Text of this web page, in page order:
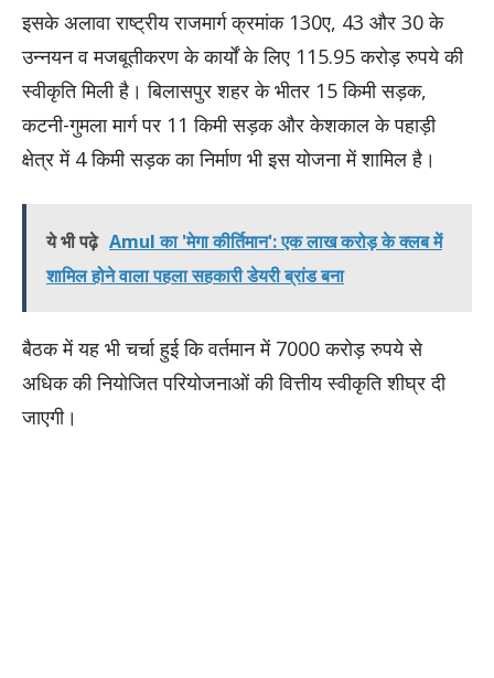
इसके अलावा राष्ट्रीय राजमार्ग क्रमांक 130ए, 43 और 30 के
उन्नयन व मजबूतीकरण के कार्यों के लिए 115.95 करोड़ रुपये की
स्वीकृति मिली है। बिलासपुर शहर के भीतर 15 किमी सड़क,
कटनी-गुमला मार्ग पर 11 किमी सड़क और केशकाल के पहाड़ी
क्षेत्र में 4 किमी सड़क का निर्माण भी इस योजना में शामिल है।
ये भी पढ़े Amul का 'मेगा कीर्तिमान': एक लाख करोड़ के क्लब में
शामिल होने वाला पहला सहकारी डेयरी ब्रांड बना
बैठक में यह भी चर्चा हुई कि वर्तमान में 7000 करोड़ रुपये से
अधिक की नियोजित परियोजनाओं की वित्तीय स्वीकृति शीघ्र दी
जाएगी।